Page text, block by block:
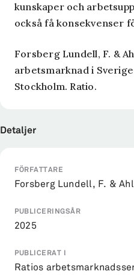
kunskaper och
också få konsekvenser
Forsberg Lundell, F. &
arbetsmarknad i
Stockholm. Ratio.
Detaljer
FÖRFATTARE
Forsberg Lundell, F. &
PUBLICERINGSÅR
2025
PUBLICERAT I
Ratios